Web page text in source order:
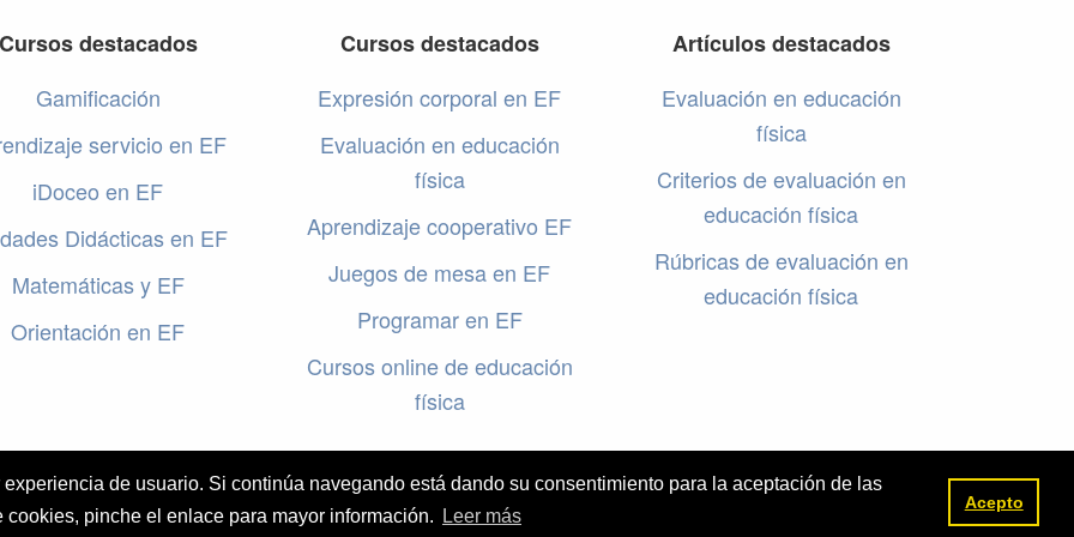
de usuario. Si continúa navegando está dando su consentimiento para la aceptación de las
pinche el enlace para mayor información.
Leer más
Acepto
Cursos destacados
Gamificación
servicio en EF
iDoceo en EF
Didácticas en EF
Matemáticas y EF
Orientación en EF
Cursos destacados
Expresión corporal en EF
Evaluación en educación
física
Aprendizaje cooperativo EF
Juegos de mesa en EF
Programar en EF
Cursos online de educación
física
Artículos destacados
Evaluación en educación
física
Criterios de evaluación en
educación física
Rúbricas de evaluación en
educación física